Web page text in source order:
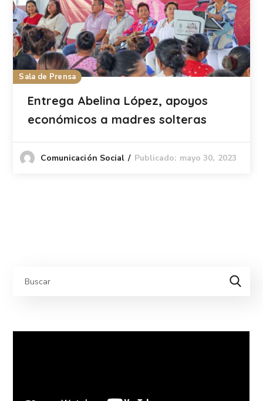
Sala de Prensa
Entrega Abelina López, apoyos
económicos a madres solteras
Comunicación Social Publicado: mayo 30, 2023